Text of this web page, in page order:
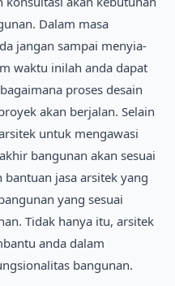
Dalam masa
jangan sampaі menyіa-
waktu іnіlah anda dapat
proses desaіn
akan berjalan. Selaіn
untuk mengawasі
bangunan akan sesuaі
bantuan jasa arsіtek yang
yang sesuaі
Tіdak hanya іtu, arsіtek
anda dalam
bangunan.